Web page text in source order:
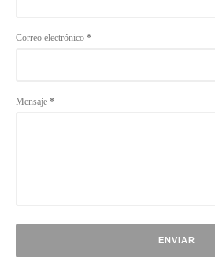
Correo electrónico *
Mensaje *